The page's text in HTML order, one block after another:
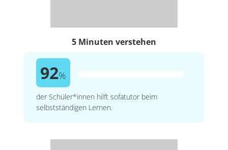
5 Minuten verstehen
92%
der Schüler*innen hilft sofatutor beim
selbstständigen Lernen.